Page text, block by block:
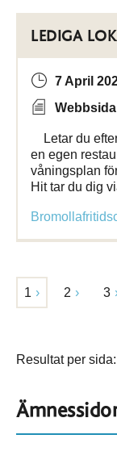
LEDIGA
7 April
Webbsida
Letar du
en egen
våningsplan
Hit tar du dig
1 2 3
Resultat per sida: